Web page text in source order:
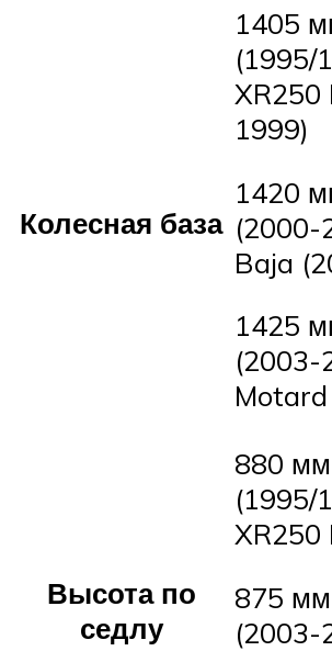
Колесная база
1405
(1995/
XR250
1999)
1420
(2000-
Baja
1425
(2003-
Motard
Высота по
седлу
880 мм
(1995/
XR250
875 мм
(2003-